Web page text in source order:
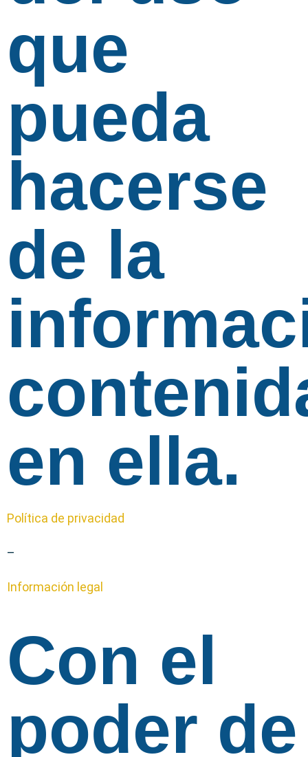
que
pueda
hacerse
de la
en ella.
Política de privacidad
–
Información legal
Con el
poder de